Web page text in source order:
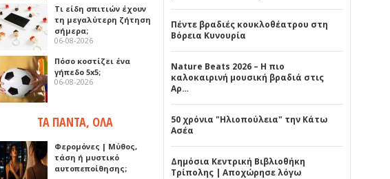
Τι είδη σπιτιών έχουν
τη μεγαλύτερη ζήτηση
σήμερα;
06-08-2026
Πόσο κοστίζει ένα
γήπεδο 5x5;
06-08-2026
ΤΑ ΠΑΝΤΑ, ΟΛΑ
Φερομόνες | Μύθος,
τάση ή μυστικό
αυτοπεποίθησης;
Πέντε βραδιές κουκλοθέατρου στη
Βόρεια Κυνουρία
Nature Beats 2026 – Η πιο
καλοκαιρινή μουσική βραδιά στις
Αρ…
50 χρόνια "Ηλιοπούλεια" την Κάτω
Ασέα
Δημόσια Κεντρική Βιβλιοθήκη
Τρίπολης | Αποχώρησε λόγω